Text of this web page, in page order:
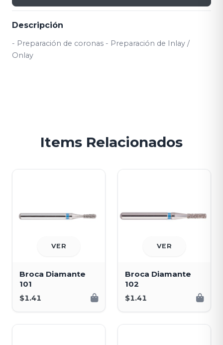
Descripción
- Preparación de coronas - Preparación de Inlay /
Onlay
Items Relacionados
VER
Broca Diamante
101
$1.41
VER
Broca Diamante
102
$1.41